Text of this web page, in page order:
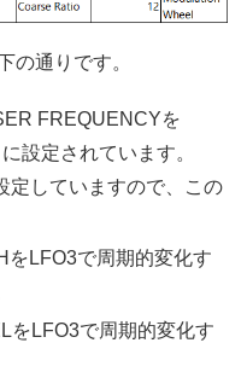
の通りです。
FREQUENCYを
設定されています。
定していますので、この
をLFO3で周期的変化す
をLFO3で周期的変化す